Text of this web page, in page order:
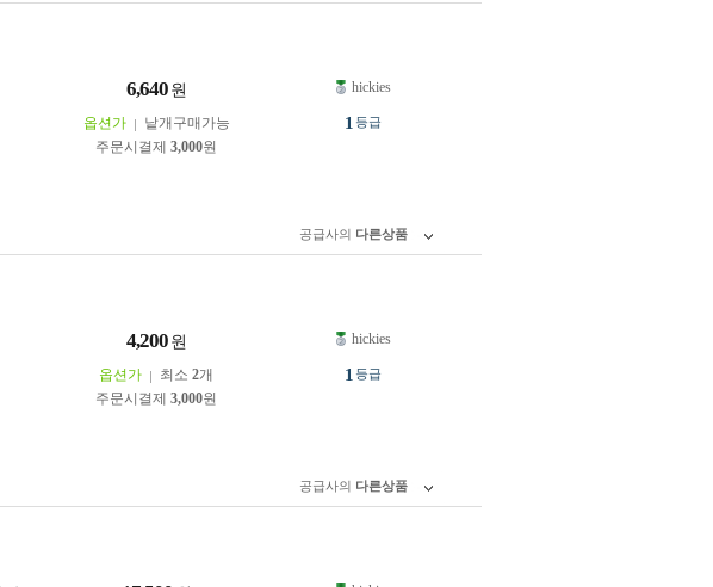
6,640 원
옵션가
낱개구매가능
주문시결제 3,000원
hickies
1 등급
공급사의 다른상품
4,200 원
옵션가 최소 2개
주문시결제 3,000원
hickies
1 등급
공급사의 다른상품